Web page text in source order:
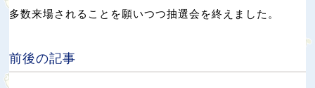
多数来場されることを願いつつ抽選会を終えました。
前後の記事